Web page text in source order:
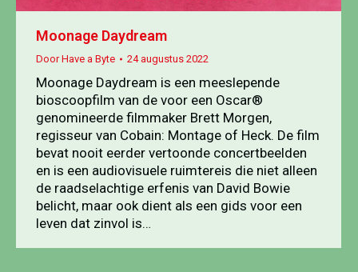
Moonage Daydream
DoorHave a Byte 24 augustus 2022
Moonage Daydream is een meeslepende
bioscoopfilm van de voor een Oscar®
genomineerde filmmaker Brett Morgen,
regisseur van Cobain: Montage of Heck. De film
bevat nooit eerder vertoonde concertbeelden
en is een audiovisuele ruimtereis die niet alleen
de raadselachtige erfenis van David Bowie
belicht, maar ook dient als een gids voor een
leven dat zinvol is…